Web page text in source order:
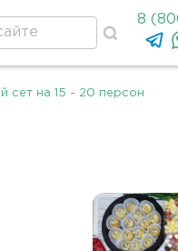
8
сет на 15 - 20 персон